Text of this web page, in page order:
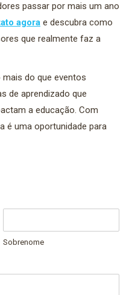
passar por mais um ano
agora e descubra como
que realmente faz a
do que eventos
de aprendizado que
a educação. Com
é uma oportunidade para
Sobrenome